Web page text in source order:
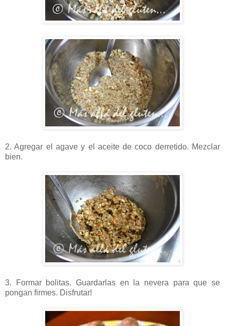
2. Agregar el agave y el aceite de coco derretido. Mezclar
bien.
3. Formar bolitas. Guardarlas en la nevera para que se
pongan firmes. Disfrutar!